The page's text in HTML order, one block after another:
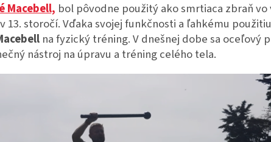
Macebell, bol pôvodne použitý ako smrtiaca zbraň
13. storočí.Vďaka svojej funkčnosti a ľahkému
na fyzický tréning.V dnešnej dobe sa oceľový
nástroj na úpravu a tréning celého tela.